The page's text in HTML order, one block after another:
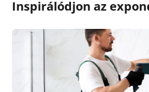
Inspirálódjon az